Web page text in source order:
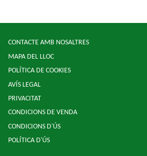
CONTACTE AMB NOSALTRES
MAPA DEL LLOC
POLÍTICA DE COOKIES
AVÍS LEGAL
PRIVACITAT
CONDICIONS DE VENDA
CONDICIONS D'ÚS
POLÍTICA D'ÚS